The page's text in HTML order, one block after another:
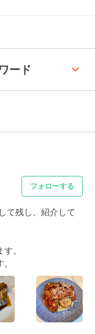
ード keyboard_arrow_up
フォローする
て残し、紹介して
。